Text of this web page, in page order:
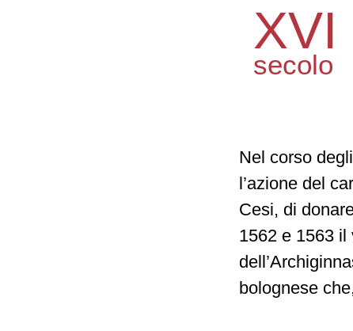
XVI
secolo
Nel corso
l’azione del
Cesi, di
1562 e 1563
bolognese